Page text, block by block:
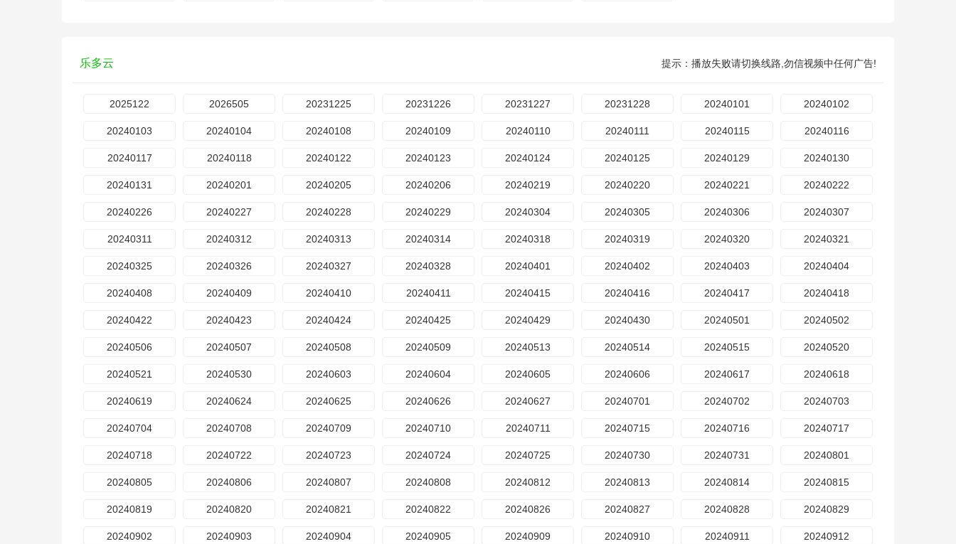
乐多云 提示：播放失败请切换线路,勿信视频中任何广告!
2025122 2026505 20231225 20231226 20231227 20231228 20240101 20240102
20240103 20240104 20240108 20240109 20240110 20240111 20240115 20240116
20240117 20240118 20240122 20240123 20240124 20240125 20240129 20240130
20240131 20240201 20240205 20240206 20240219 20240220 20240221 20240222
20240226 20240227 20240228 20240229 20240304 20240305 20240306 20240307
20240311 20240312 20240313 20240314 20240318 20240319 20240320 20240321
20240325 20240326 20240327 20240328 20240401 20240402 20240403 20240404
20240408 20240409 20240410 20240411 20240415 20240416 20240417 20240418
20240422 20240423 20240424 20240425 20240429 20240430 20240501 20240502
20240506 20240507 20240508 20240509 20240513 20240514 20240515 20240520
20240521 20240530 20240603 20240604 20240605 20240606 20240617 20240618
20240619 20240624 20240625 20240626 20240627 20240701 20240702 20240703
20240704 20240708 20240709 20240710 20240711 20240715 20240716 20240717
20240718 20240722 20240723 20240724 20240725 20240730 20240731 20240801
20240805 20240806 20240807 20240808 20240812 20240813 20240814 20240815
20240819 20240820 20240821 20240822 20240826 20240827 20240828 20240829
20240902 20240903 20240904 20240905 20240909 20240910 20240911 20240912